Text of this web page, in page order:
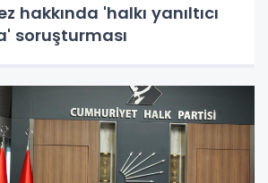
hakkında 'halkı yanıltıcı
soruşturması